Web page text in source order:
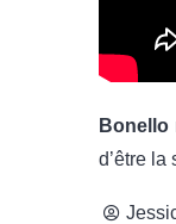
Bonello
d’être la